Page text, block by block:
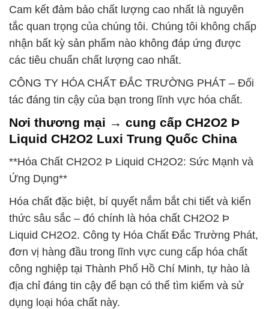
Cam kết đảm bảo chất lượng cao nhất là nguyên
tắc quan trọng của chúng tôi. Chúng tôi không chấp
nhận bất kỳ sản phẩm nào không đáp ứng được
các tiêu chuẩn chất lượng cao nhất.
CÔNG TY HÓA CHẤT ĐẮC TRƯỜNG PHÁT – Đối
tác đáng tin cậy của bạn trong lĩnh vực hóa chất.
Nơi thương mại → cung cấp CH2O2 Þ
Liquid CH2O2 Luxi Trung Quốc China
**Hóa Chất CH2O2 Þ Liquid CH2O2: Sức Mạnh và
Ứng Dụng**
Hóa chất đặc biệt, bí quyết nắm bắt chi tiết và kiến
thức sâu sắc – đó chính là hóa chất CH2O2 Þ
Liquid CH2O2. Công ty Hóa Chất Đắc Trường Phát,
đơn vị hàng đầu trong lĩnh vực cung cấp hóa chất
công nghiệp tại Thành Phố Hồ Chí Minh, tự hào là
địa chỉ đáng tin cậy để bạn có thể tìm kiếm và sử
dụng loại hóa chất này.